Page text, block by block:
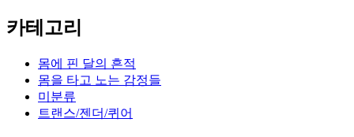
카테고리
몸에 핀 달의 흔적
몸을 타고 노는 감정들
미분류
트랜스/젠더/퀴어